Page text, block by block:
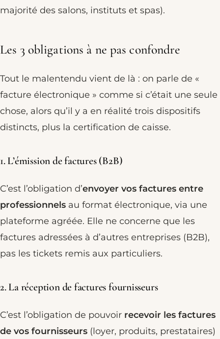
majorité des salons, instituts et spas).
Les 3 obligations à ne pas confondre
Tout le malentendu vient de là : on parle de «
facture électronique » comme si c’était une seule
chose, alors qu’il y a en réalité trois dispositifs
distincts, plus la certification de caisse.
1. L’émission de factures (B2B)
C’est l’obligation d’envoyer vos factures entre
professionnels au format électronique, via une
plateforme agréée. Elle ne concerne que les
factures adressées à d’autres entreprises (B2B),
pas les tickets remis aux particuliers.
2. La réception de factures fournisseurs
C’est l’obligation de pouvoir recevoir les factures
de vos fournisseurs (loyer, produits, prestataires)